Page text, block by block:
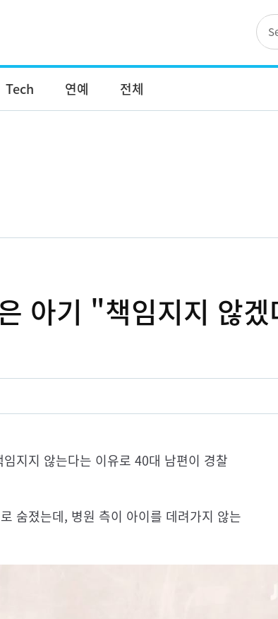
Tech 연예 전체
아기 "책임지지 않
지지 않는다는 이유로 40대 남편이 경찰
숨졌는데, 병원 측이 아이를 데려가지 않는